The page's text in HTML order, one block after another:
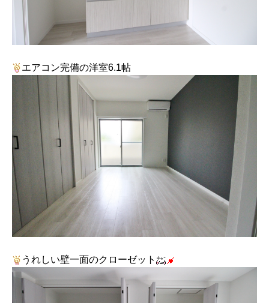
エアコン完備の洋室6.1帖
うれしい壁一面のクローゼット